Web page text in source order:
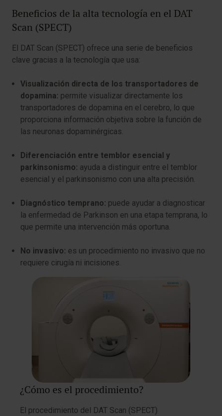
Beneficios de la alta tecnología en el DAT
Scan (SPECT)
El DAT Scan (SPECT) ofrece una serie de beneficios
clave gracias a la tecnología que usa:
Visualización directa de los transportadores de
dopamina: permite visualizar directamente los
transportadores de dopamina en el cerebro, lo que
proporciona información objetiva sobre la función de
las neuronas dopaminérgicas.
Diferenciación entre temblor esencial y
parkinsonismo: ayuda a distinguir entre el temblor
esencial y el parkinsonismo con una alta precisión.
Diagnóstico temprano: puede ayudar a diagnosticar
la enfermedad de Parkinson en una etapa temprana, lo
que permite una intervención más oportuna.
No invasivo: es un procedimiento no invasivo que no
requiere cirugía ni incisiones.
¿Cómo es el procedimiento?
El procedimiento del DAT Scan (SPECT)